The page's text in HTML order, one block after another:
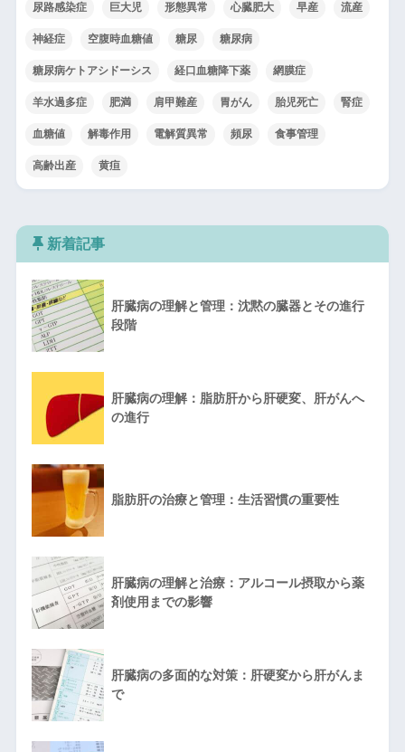
尿路感染症 巨大児 形態異常 心臓肥大 早産 流産
神経症 空腹時血糖値 糖尿 糖尿病
糖尿病ケトアシドーシス 経口血糖降下薬 網膜症
羊水過多症 肥満 肩甲難産 胃がん 胎児死亡 腎症
血糖値 解毒作用 電解質異常 頻尿 食事管理
高齢出産 黄疸
新着記事
肝臓病の理解と管理：沈黙の臓器とその進行
段階
肝臓病の理解：脂肪肝から肝硬変、肝がんへ
の進行
脂肪肝の治療と管理：生活習慣の重要性
肝臓病の理解と治療：アルコール摂取から薬
剤使用までの影響
肝臓病の多面的な対策：肝硬変から肝がんま
で